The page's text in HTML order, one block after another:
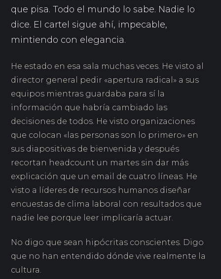
que pisa. Todo el mundo lo sabe. Nadie lo
dice. El cartel sigue ahí, impecable,
mintiendo con elegancia.
He estado en esa sala muchas veces. He visto al
director general pedir «apertura radical» a sus
equipos mientras guardaba para sí la
información que habría cambiado las
decisiones de todos. He visto organizaciones
que colocan «las personas son lo primero» en
sus diapositivas de bienvenida y después
recortan headcount un martes sin dar más
explicación que un email de cuatro líneas. He
visto a líderes de recursos humanos diseñar
encuestas de clima laboral con resultados que
nadie lee porque leer implicaría actuar.
No digo que sean hipócritas conscientes. Digo
que no han entendido dónde vive realmente la
cultura.